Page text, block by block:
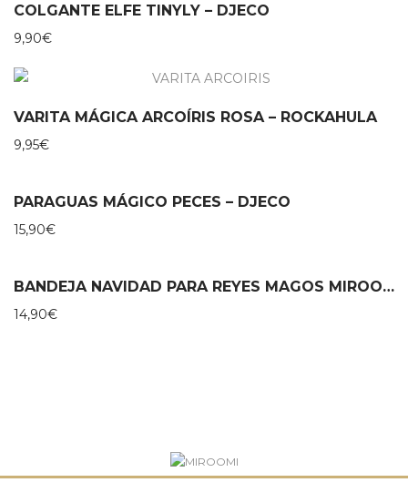
COLGANTE ELFE TINYLY – DJECO
9,90€
VARITA MÁGICA ARCOÍRIS ROSA – ROCKAHULA
9,95€
PARAGUAS MÁGICO PECES – DJECO
15,90€
BANDEJA NAVIDAD PARA REYES MAGOS MIROOMI
14,90€